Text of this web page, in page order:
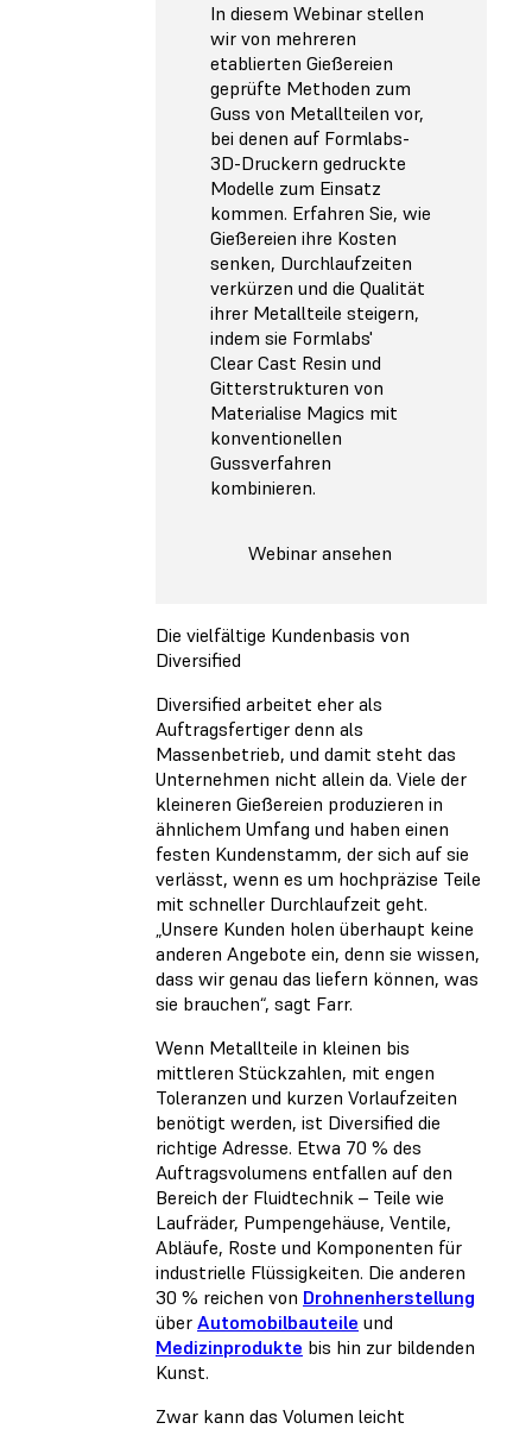
In diesem Webinar stellen
wir von mehreren
etablierten Gießereien
geprüfte Methoden zum
Guss von Metallteilen vor,
bei denen auf Formlabs-
3D-Druckern gedruckte
Modelle zum Einsatz
kommen. Erfahren Sie, wie
Gießereien ihre Kosten
senken, Durchlaufzeiten
verkürzen und die Qualität
ihrer Metallteile steigern,
indem sie Formlabs'
Clear Cast Resin und
Gitterstrukturen von
Materialise Magics mit
konventionellen
Gussverfahren
kombinieren.
Webinar ansehen
Die vielfältige Kundenbasis von
Diversified
Diversified arbeitet eher als
Auftragsfertiger denn als
Massenbetrieb, und damit steht das
Unternehmen nicht allein da. Viele der
kleineren Gießereien produzieren in
ähnlichem Umfang und haben einen
festen Kundenstamm, der sich auf sie
verlässt, wenn es um hochpräzise Teile
mit schneller Durchlaufzeit geht.
„Unsere Kunden holen überhaupt keine
anderen Angebote ein, denn sie wissen,
dass wir genau das liefern können, was
sie brauchen“, sagt Farr.
Wenn Metallteile in kleinen bis
mittleren Stückzahlen, mit engen
Toleranzen und kurzen Vorlaufzeiten
benötigt werden, ist Diversified die
richtige Adresse. Etwa 70 % des
Auftragsvolumens entfallen auf den
Bereich der Fluidtechnik – Teile wie
Laufräder, Pumpengehäuse, Ventile,
Abläufe, Roste und Komponenten für
industrielle Flüssigkeiten. Die anderen
30 % reichen von Drohnenherstellung
über Automobilbauteile und
Medizinprodukte bis hin zur bildenden
Kunst.
Zwar kann das Volumen leicht